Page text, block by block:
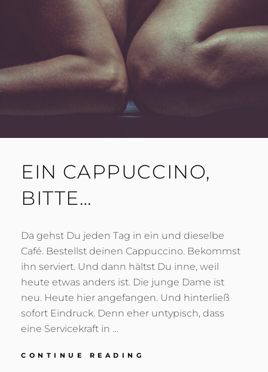
EIN CAPPUCCINO,
BITTE…
Da gehst Du jeden Tag in ein und dieselbe
Café. Bestellst deinen Cappuccino. Bekommst
ihn serviert. Und dann hältst Du inne, weil
heute etwas anders ist. Die junge Dame ist
neu. Heute hier angefangen. Und hinterließ
sofort Eindruck. Denn eher untypisch, dass
eine Servicekraft in …
CONTINUE READING